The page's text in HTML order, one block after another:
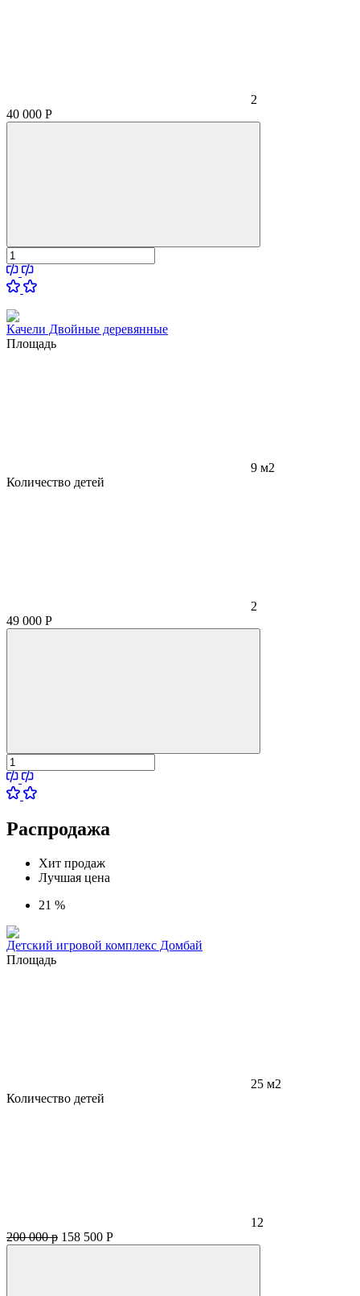
2
40 000 Р
Качели Двойные деревянные
Площадь
9 м2
Количество детей
2
49 000 Р
Распродажа
Хит продаж
Лучшая цена
21 %
Детский игровой комплекс Домбай
Площадь
25 м2
Количество детей
12
200 000 р 158 500 Р